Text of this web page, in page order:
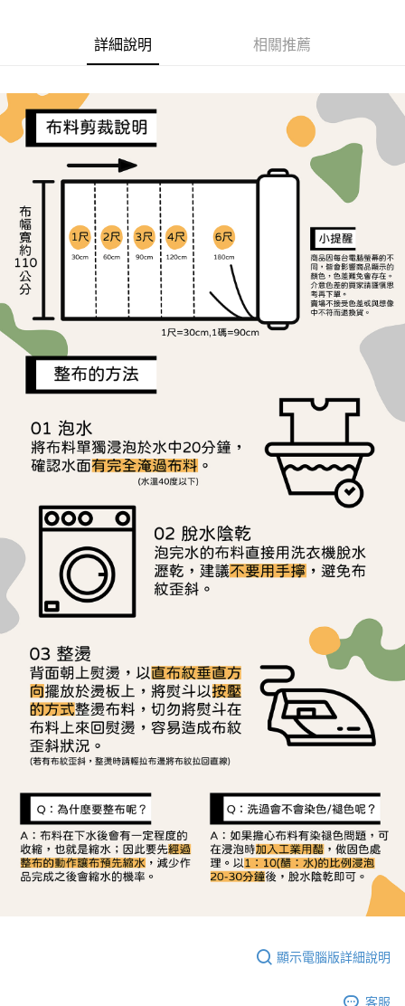
１．簡單：不需註冊會員、不需綁卡、不需儲值。
３．安心：先確認商品／服務後，再付款。
【「AFTEE先享後付」結帳流程】
１．於結帳方式選擇「AFTEE先享後付」後，將跳轉至「AFTEE先享後付」
結帳頁面，進行簡訊認證並確認金額後，即可完成結帳。
２．訂單成立數日內，您將收到繳費通知簡訊。
３．收到繳費通知簡訊後14天內，點擊此簡訊中的連結，可透過四大超商／
ATM／網路銀行／等多元方式進行付款，方視為交易完成。
※ 請注意：結帳手續完成當下不需立刻繳費，但若您需要取消訂單，請聯絡
購買商品的店家。未經商家同意取消之訂單仍視為有效，需透過AFTEE先享
後付繳納相關費用。
※ 交易是否成功請以「AFTEE先享後付 」之結帳頁面顯示為準，若有關於
是否繳費成功／繳費後需取消欲退款等相關疑問，請聯繫「AFTEE先享後付
客戶支援中心」 https://netprotections.freshdesk.com/support/home
【注意事項】
１．透過由恩沛科技股份有限公司提供之「AFTEE先享後付」服務完成之交
易，需依本服務之必要範圍內提供個人資料，並將交易相關給付款項請求債
權轉讓予恩沛科技股份有限公司。
https://aftee.tw/terms/#terms3
３．未成年的使用者請事先徵得法定代理人或監護人之同意方可使用
「AFTEE先享後付」，若未經同意申辦者引起之損失，本公司不負相關責
任。
４．使用「AFTEE先享後付」時，將依據個別帳號之用戶狀況，依本公司即
時審查核予不同之上限額度；若仍有額度不足之情形，本公司將視審查結果
請求用戶進行身份認證。
５．嚴禁一人註冊多個帳號或使用他人資訊註冊。若發現惡意使用之情形，
恩沛科技股份有限公司將有權停止該用戶之使用額度並採取法律行動。
全家取貨付款
每筆NT$65，滿NT$1,500(含以上)免運費
每筆NT$65，滿NT$1,500(含以上)免運費
宅配
每筆NT$150，滿NT$1,500(含以上)免運費
離島宅配
每筆NT$240
詳細說明 相關推薦
顯示電腦版詳細說明
客服